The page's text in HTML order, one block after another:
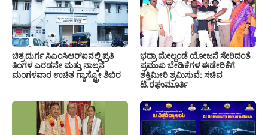
ಚಿತ್ರದುರ್ಗ ಸಿಎಂಸಿಆರ್‍ಐನಲ್ಲಿ ಪ್ರತಿ
ತಿಂಗಳ ಎರಡನೇ ಮತ್ತು ನಾಲ್ಕನೆ
ಮಂಗಳವಾರ ಉಚಿತ ಗ್ಯಾಸ್ಟ್ರೋ ಶಿಬಿರ
ಭದ್ರಾ ಮೇಲ್ದಂಡೆ ಯೋಜನೆ ಸೇರಿದಂತೆ
ಪ್ರಮುಖ ಬೇಡಿಕೆಗಳ ಈಡೇರಿಕೆಗೆ
ಶಕ್ತಿಮೀರಿ ಶ್ರಮಿಸುವೆ: ಸಚಿವ
ಟಿ.ರಘುಮೂರ್ತಿ